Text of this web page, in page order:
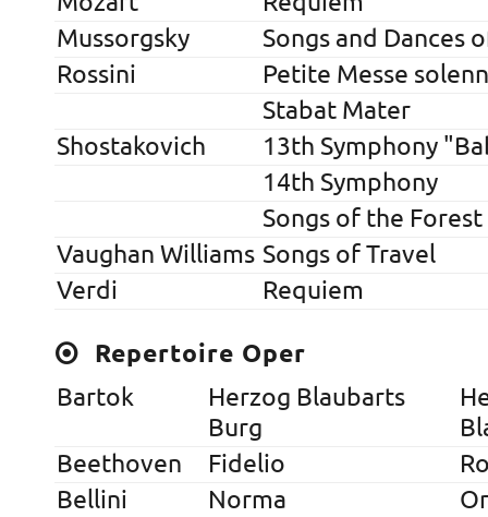
Mussorgsky
Songs and Dances
Rossini
Petite Messe
Stabat Mater
Shostakovich
13th Symphony
14th Symphony
Songs of the Forest
Vaughan Williams Songs of Travel
Verdi
Requiem
Repertoire Oper
Bartok
Herzog Blaubarts
Burg
Beethoven
Fidelio
Bellini
Norma